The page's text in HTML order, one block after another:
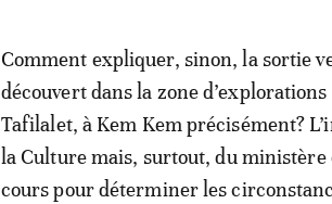
Comment expliquer, sinon, la sortie
découvert dans la zone
Tafilalet, à Kem Kem précisément?
la Culture mais, surtout, du ministère
cours pour déterminer les